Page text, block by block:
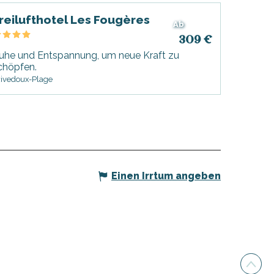
Ab
309 €
Les Fougères
und Entspannung, um neue Kraft zu
Plage
Einen Irrtum angeben